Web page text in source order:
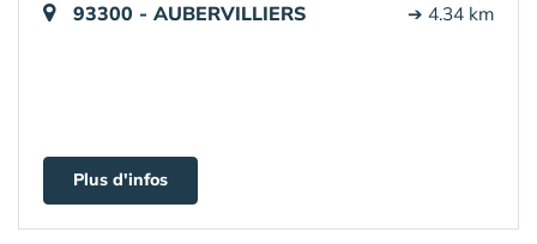
93300 - AUBERVILLIERS ➔ 4.34 km
Plus d'infos